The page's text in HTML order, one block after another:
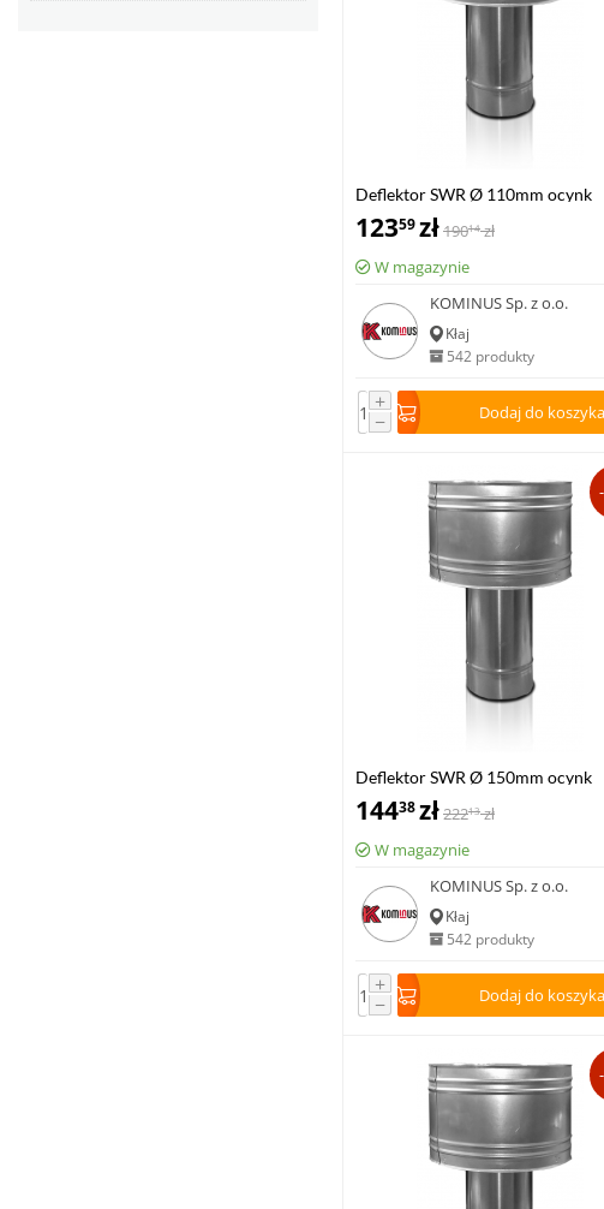
Deflektor SWR Ø 110mm ocynk
12359zł19014 zł
W magazynie
KOMINUS Sp. z o.o.
Kłaj
542 produkty
+
− Dodaj do koszyka
Deflektor SWR Ø 150mm ocynk
14438zł22213 zł
W magazynie
KOMINUS Sp. z o.o.
Kłaj
542 produkty
+
− Dodaj do koszyka